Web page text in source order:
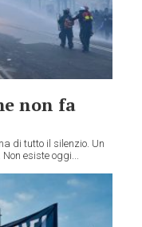
non fa
di tutto il silenzio. Un
esiste oggi...